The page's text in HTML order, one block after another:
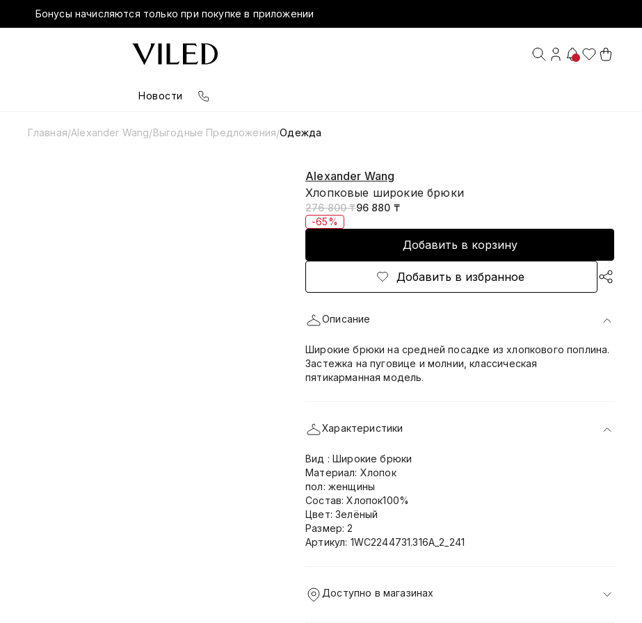
Бонусы начисляются только при покупке в приложении
Новости
Главная/Alexander Wang/Выгодные Предложения/Одежда
Alexander Wang
Хлопковые широкие брюки
276 800 ₸96 880 ₸
-65%
Добавить в корзину
Добавить в избранное
Описание
Широкие брюки на средней посадке из хлопкового поплина.
Застежка на пуговице и молнии, классическая
пятикарманная модель.
Характеристики
Вид : Широкие брюки
Материал: Хлопок
пол: женщины
Состав: Хлопок100%
Цвет: Зелёный
Размер: 2
Артикул: 1WC2244731.316A_2_241
Доступно в магазинах